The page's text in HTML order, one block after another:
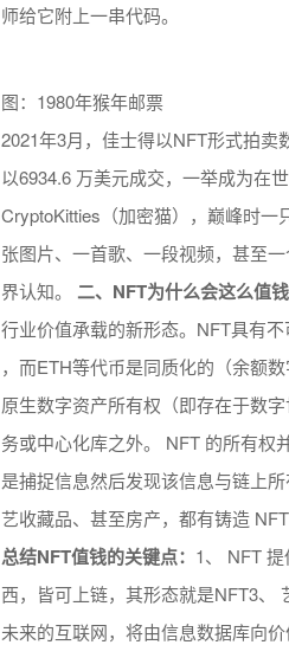
师给它附上一串代码。
图：1980年猴年邮票
2021年3月，佳士得以NFT形式拍卖
以6934.6 万美元成交，一举成为在
CryptoKitties（加密猫），巅峰时一
张图片、一首歌、一段视频，甚至
界认知。 二、NFT为什么会这么值
行业价值承载的新形态。NFT具有
，而ETH等代币是同质化的（余额
原生数字资产所有权（即存在于数
务或中心化库之外。 NFT 的所有权
是捕捉信息然后发现该信息与链上
艺收藏品、甚至房产，都有铸造
总结NFT值钱的关键点： 1、 NFT
西，皆可上链，其形态就是NFT3、
未来的互联网，将由信息数据库向